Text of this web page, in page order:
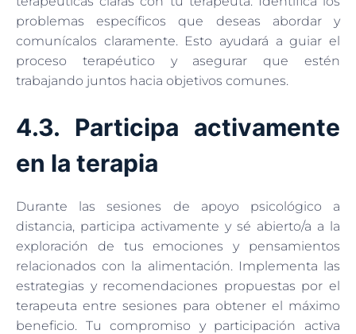
problemas específicos que deseas abordar y
comunícalos claramente. Esto ayudará a guiar el
proceso terapéutico y asegurar que estén
trabajando juntos hacia objetivos comunes.
4.3. Participa activamente
en la terapia
Durante las sesiones de apoyo psicológico a
distancia, participa activamente y sé abierto/a a la
exploración de tus emociones y pensamientos
relacionados con la alimentación. Implementa las
estrategias y recomendaciones propuestas por el
terapeuta entre sesiones para obtener el máximo
beneficio. Tu compromiso y participación activa